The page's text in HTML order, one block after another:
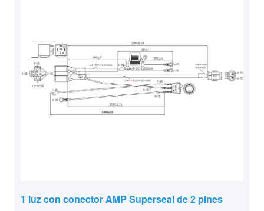
1 luz con conector AMP Superseal de 2 pines